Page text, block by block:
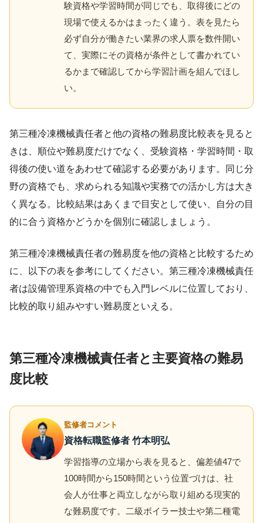
験資格や学習時間が同じでも、取得後にどの
現場で使えるかはまったく違う。表を見たら
必ず自分が働きたい業界の求人票を数件開い
て、実際にその資格が条件として書かれてい
るかまで確認してから学習計画を組んでほし
い。
第三種冷凍機械責任者と他の資格の難易度比較表を見ると
きは、順位や難易度だけでなく、受験資格・学習時間・取
得後の使い道をあわせて確認する必要があります。同じ分
野の資格でも、求められる知識や実務での活かし方は大き
く異なる。比較結果はあくまで目安として使い、自分の目
的に合う資格かどうかを個別に確認しましょう。
第三種冷凍機械責任者の難易度を他の資格と比較するため
に、以下の表を参考にしてください。第三種冷凍機械責任
者は設備管理系資格の中でも入門レベルに位置しており、
比較的取り組みやすい難易度といえる。
第三種冷凍機械責任者と主要資格の難易
度比較
監修者コメント
資格転職監修者 竹本明弘
学習指導の立場から表を見ると、偏差値47で
100時間から150時間という位置づけは、社
会人が仕事と両立しながら取り組める現実的
な難易度です。二級ボイラー技士や第二種電